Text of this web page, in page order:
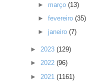
► março(13)
►fevereiro(35)
► janeiro(7)
► 2023 (129)
► 2022 (96)
► 2021 (1161)